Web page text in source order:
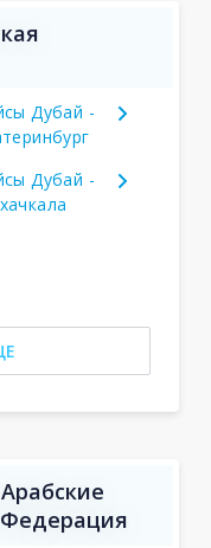
Дубай -
Дубай -